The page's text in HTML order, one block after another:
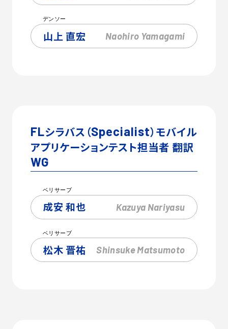
デンソー
山上 直宏 Naohiro Yamagami
FLシラバス（Specialist）モバイル
アプリケーションテスト担当者 翻訳
WG
ベリサーブ
成安 和也 Kazuya Nariyasu
ベリサーブ
松木 晋祐 ShinsukeMatsumoto